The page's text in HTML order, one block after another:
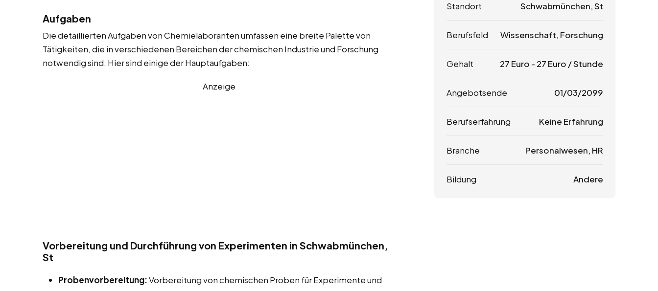
Aufgaben
Die detaillierten Aufgaben von Chemielaboranten umfassen eine breite Palette von
Tätigkeiten, die in verschiedenen Bereichen der chemischen Industrie und Forschung
notwendig sind. Hier sind einige der Hauptaufgaben:
Anzeige
Vorbereitung und Durchführung von Experimenten in Schwabmünchen,
St
Probenvorbereitung:Vorbereitung von chemischen Proben für Experimente und
Standort Schwabmünchen, St
Berufsfeld Wissenschaft, Forschung
Gehalt 27 Euro - 27 Euro / Stunde
Angebotsende 01/03/2099
Berufserfahrung Keine Erfahrung
Branche Personalwesen, HR
Bildung Andere